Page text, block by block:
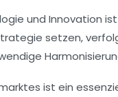
und Innovation
setzen,
ist ein